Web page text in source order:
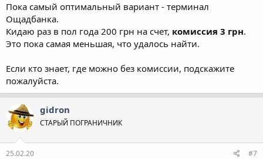
Пока самый оптимальный вариант - терминал
Ощадбанка.
Кидаю раз в пол года 200 грн на счет, комиссия 3 грн.
Это пока самая меньшая, что удалось найти.
Если кто знает, где можно без комиссии, подскажите
пожалуйста.
gidron
СТАРЫЙ ПОГРАНИЧНИК
25.02.20 #7